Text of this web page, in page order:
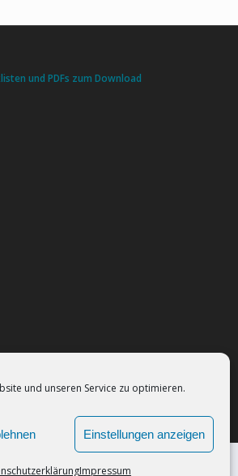
Cookies zu.
und unseren Service zu optimieren.
Einstellungen anzeigen
Impressum
und PDFs zum Download